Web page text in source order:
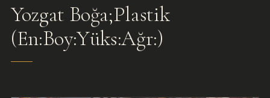
Yozgat Boğa;Plastik
(En:Boy:Yüks:Ağr:)